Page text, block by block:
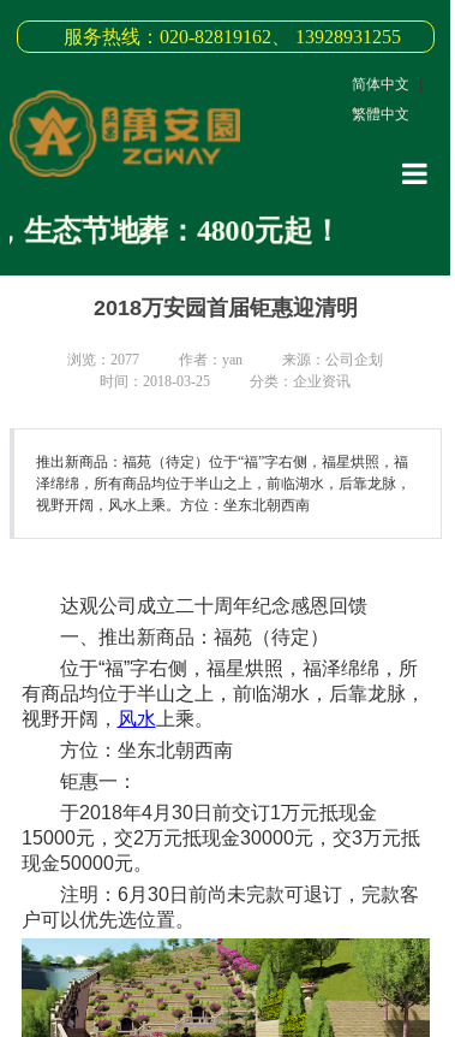
服务热线：020-82819162、 13928931255
简体中文
繁體中文
态节地葬：4800元起！
2018万安园首届钜惠迎清明
浏览： 2077 作者：yan
来源：公司企划
时间：2018-03-25
分类：企业资讯
推出新商品：福苑（待定）位于“福”字右侧，福星烘照，福
泽绵绵，所有商品均位于半山之上，前临湖水，后靠龙脉，
视野开阔，风水上乘。方位：坐东北朝西南
达观公司成立二十周年纪念感恩回馈
一、推出新商品：福苑（待定）
位于“福”字右侧，福星烘照，福泽绵绵，所
有商品均位于半山之上，前临湖水，后靠龙脉，
视野开阔， 风水 上乘。
方位：坐东北朝西南
钜惠一：
于2018年4月30日前交订1万元抵现金
15000元，交2万元抵现金30000元，交3万元抵
现金50000元。
注明：6月30日前尚未完款可退订，完款客
户可以优先选位置。